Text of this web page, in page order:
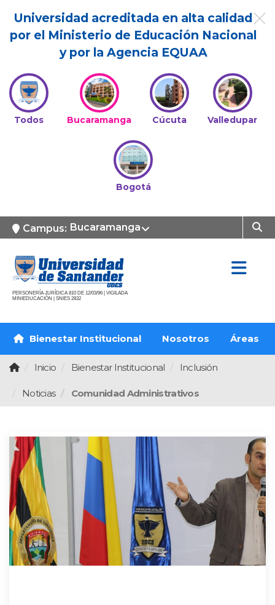
Universidad acreditada en alta calidad
por el Ministerio de Educación Nacional
y por la Agencia EQUAA
Todos Bucaramanga Cúcuta Valledupar
Bogotá
Campus: Bucaramanga
PERSONERÍA JURÍDICA 810 DE 12/03/96 | VIGILADA
MINIEDUCACIÓN | SNIES 2832
Bienestar Institucional Nosotros Áreas
Inicio Bienestar Institucional Inclusión
Noticias Comunidad Administrativos